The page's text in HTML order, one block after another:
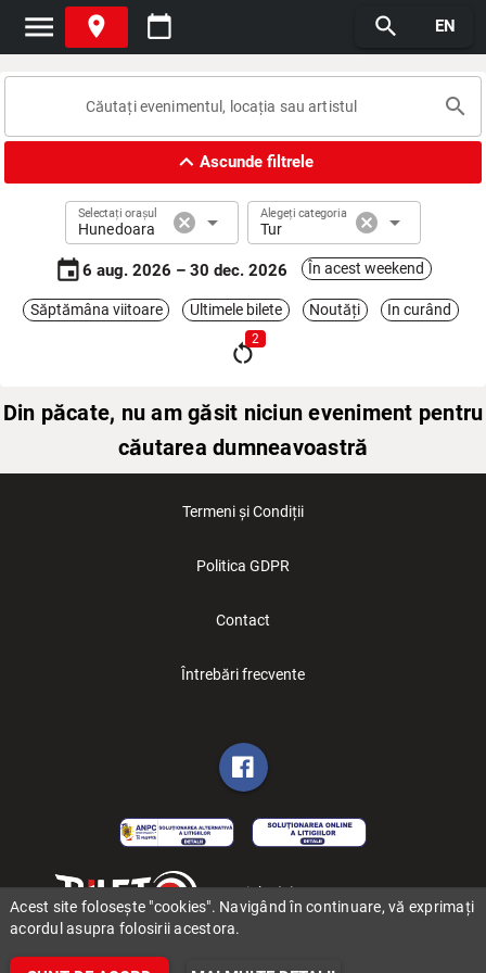
menu place calendar_today search EN
search
expand_lessAscunde filtrele
Selectați orașul
Hunedoara cancel arrow_drop_down Alegeți categoria
Tur cancel arrow_drop_down
event6 aug. 2026 – 30 dec. 2026 În acest weekend
Săptămâna viitoare Ultimele bilete Noutăți In curând
restart_alt
2
Din păcate, nu am găsit niciun eveniment pentru
căutarea dumneavoastră
Termeni și Condiții
Politica GDPR
Contact
Întrebări frecvente
Copyright (C) 2006-2026 BILET.ro
Acest site folosește "cookies". Navigând în continuare, vă exprimați
acordul asupra folosirii acestora.